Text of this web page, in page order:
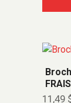
FRAIS
11,49